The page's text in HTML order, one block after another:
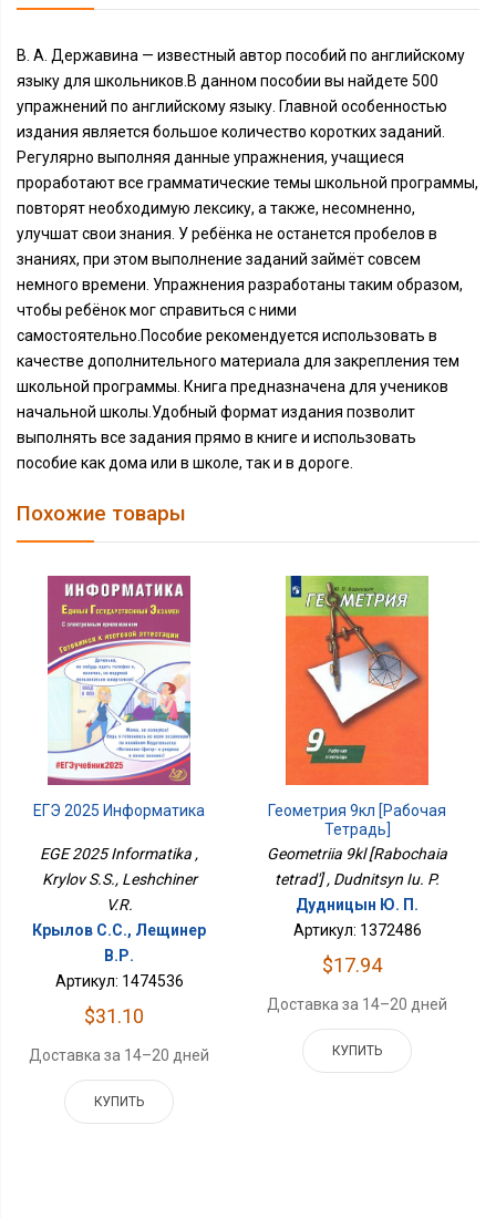
В. А. Державина — известный автор пособий по английскому
языку для школьников.В данном пособии вы найдете 500
упражнений по английскому языку. Главной особенностью
издания является большое количество коротких заданий.
Регулярно выполняя данные упражнения, учащиеся
проработают все грамматические темы школьной программы,
повторят необходимую лексику, а также, несомненно,
улучшат свои знания. У ребёнка не останется пробелов в
знаниях, при этом выполнение заданий займёт совсем
немного времени. Упражнения разработаны таким образом,
чтобы ребёнок мог справиться с ними
самостоятельно.Пособие рекомендуется использовать в
качестве дополнительного материала для закрепления тем
школьной программы. Книга предназначена для учеников
начальной школы.Удобный формат издания позволит
выполнять все задания прямо в книге и использовать
пособие как дома или в школе, так и в дороге.
Похожие товары
ЕГЭ 2025 Информатика
EGE 2025 Informatika ,
Krylov S.S., Leshchiner
V.R.
Крылов С.С., Лещинер
В.Р.
Артикул: 1474536
$31.10
Доставка за 14–20 дней
КУПИТЬ
Геометрия 9кл [Рабочая
Тетрадь]
Geometriia 9kl [Rabochaia
tetrad'] , Dudnitsyn Iu. P.
Дудницын Ю. П.
Артикул: 1372486
$17.94
Доставка за 14–20 дней
КУПИТЬ